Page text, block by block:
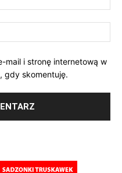
mail i stronę internetową w
gdy skomentuję.